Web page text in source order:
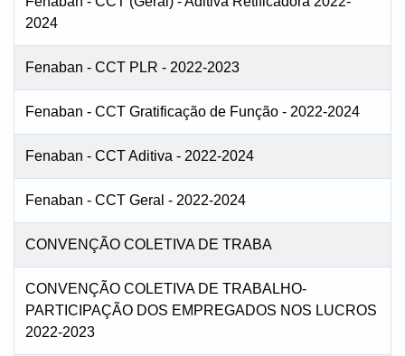
2024
Fenaban - CCT PLR - 2022-2023
Fenaban - CCT Gratificação de Função - 2022-2024
Fenaban - CCT Aditiva - 2022-2024
Fenaban - CCT Geral - 2022-2024
CONVENÇÃO COLETIVA DE TRABA
CONVENÇÃO COLETIVA DE TRABALHO-
PARTICIPAÇÃO DOS EMPREGADOS NOS LUCROS
2022-2023